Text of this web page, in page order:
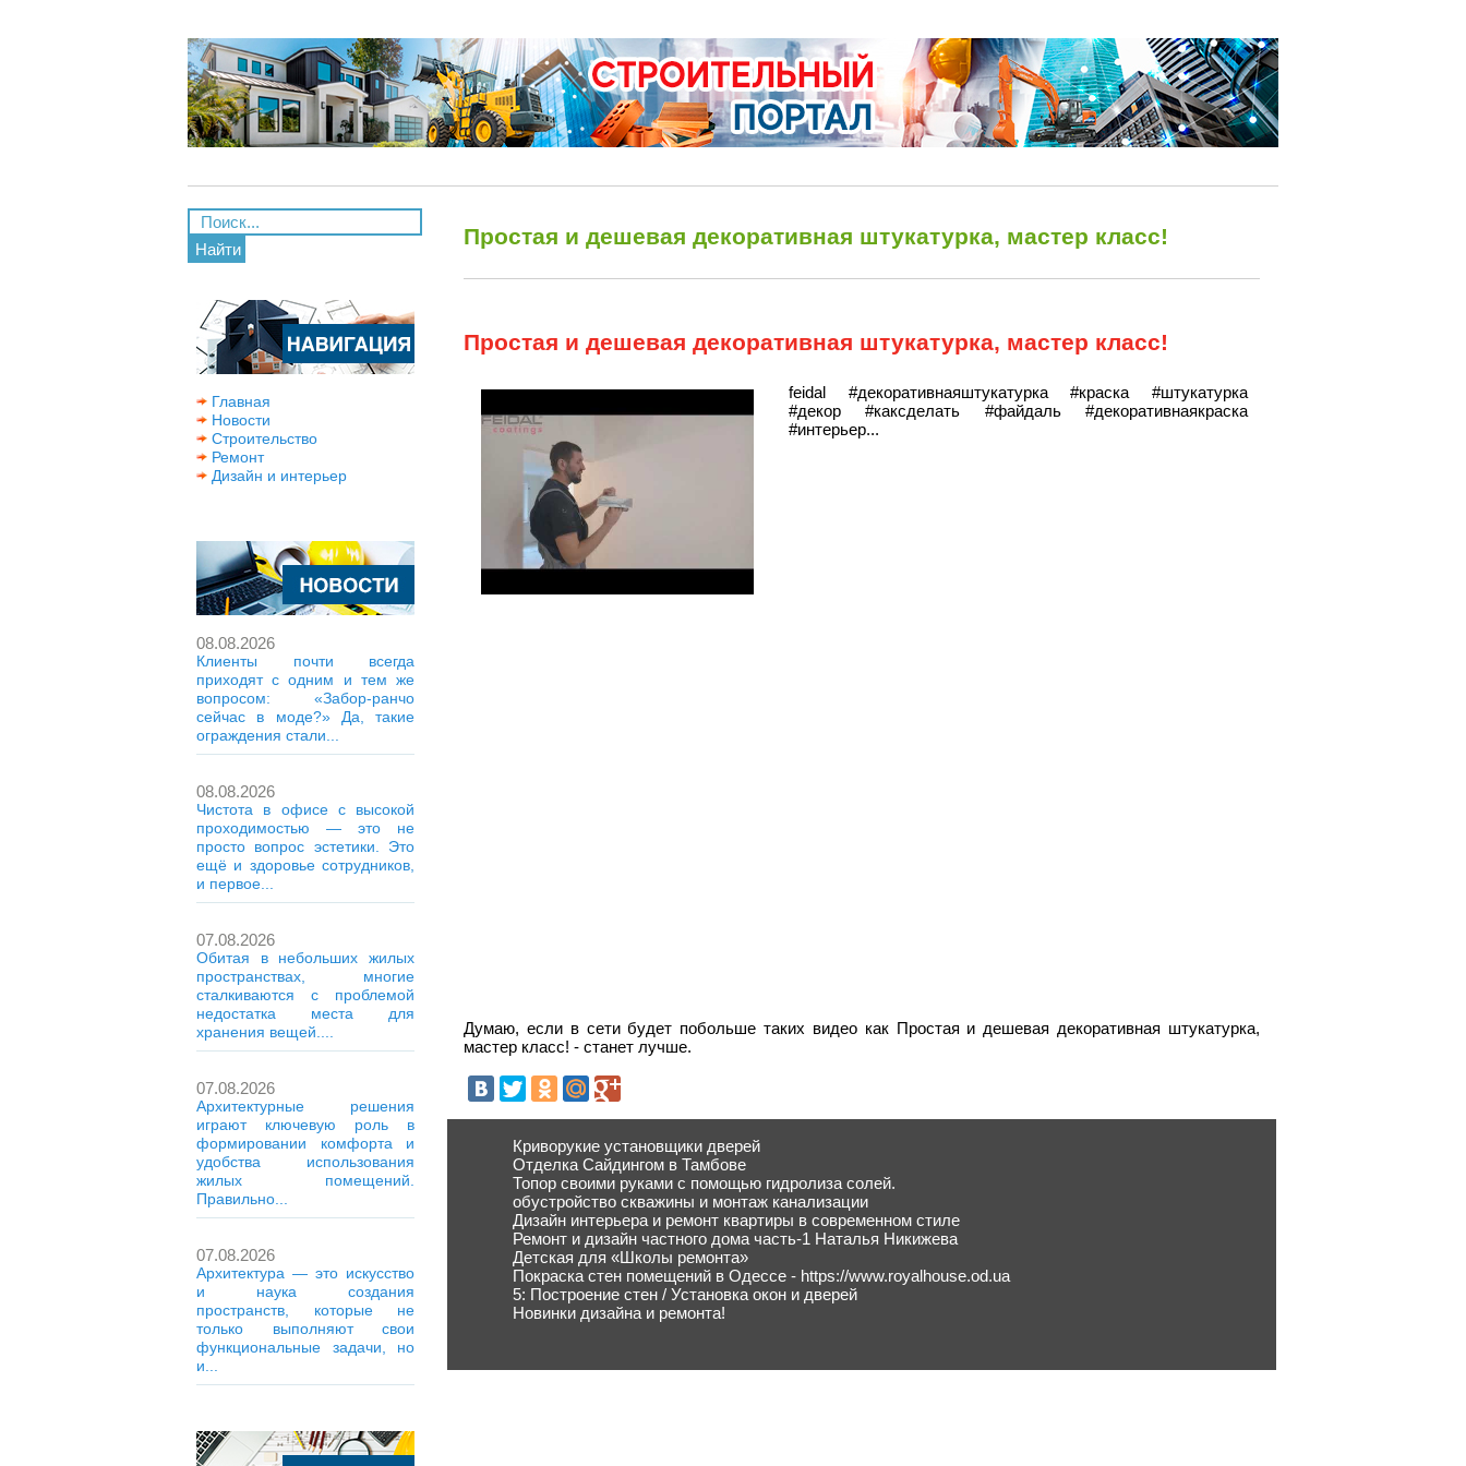
Найти
Главная
Новости
Строительство
Ремонт
Дизайн и интерьер
08.08.2026
Клиенты почти всегда
приходят с одним и тем же
вопросом: «Забор-ранчо
сейчас в моде?» Да, такие
ограждения стали...
08.08.2026
Чистота в офисе с высокой
проходимостью — это не
просто вопрос эстетики. Это
ещё и здоровье сотрудников,
и первое...
07.08.2026
Обитая в небольших жилых
пространствах, многие
сталкиваются с проблемой
недостатка места для
хранения вещей....
07.08.2026
Архитектурные решения
играют ключевую роль в
формировании комфорта и
удобства использования
жилых помещений.
Правильно...
07.08.2026
Архитектура — это искусство
и наука создания
пространств, которые не
только выполняют свои
функциональные задачи, но
и...
Простая и дешевая декоративная штукатурка, мастер класс!
Простая и дешевая декоративная штукатурка, мастер класс!
feidal #декоративнаяштукатурка #краска #штукатурка
#декор #каксделать #файдаль #декоративнаякраска
#интерьер...
Думаю, если в сети будет побольше таких видео как Простая и дешевая декоративная штукатурка,
мастер класс! - станет лучше.
Криворукие установщики дверей
Отделка Сайдингом в Тамбове
Топор своими руками с помощью гидролиза солей.
обустройство скважины и монтаж канализации
Дизайн интерьера и ремонт квартиры в современном стиле
Ремонт и дизайн частного дома часть-1 Наталья Никижева
Детская для «Школы ремонта»
Покраска стен помещений в Одессе - https://www.royalhouse.od.ua
5: Построение стен / Установка окон и дверей
Новинки дизайна и ремонта!